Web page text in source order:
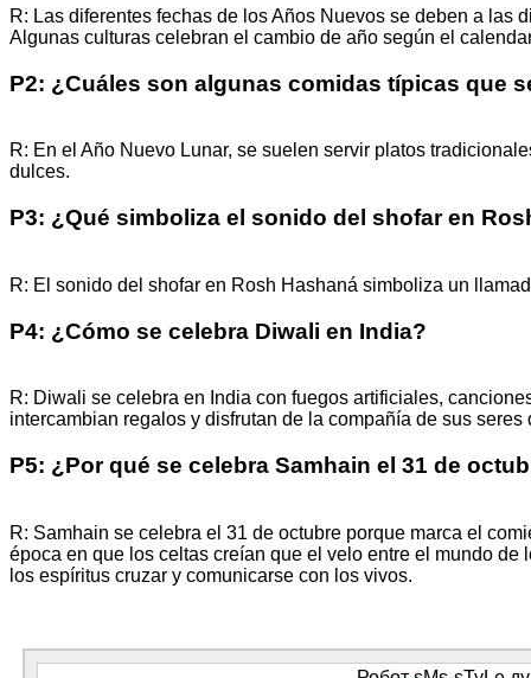
R: Las diferentes fechas de los Años Nuevos se deben a las
Algunas culturas celebran el cambio de año según el
P2: ¿Cuáles son algunas comidas típicas que
R: En el Año Nuevo Lunar, se suelen servir platos
dulces.
P3: ¿Qué simboliza el sonido del shofar en
R: El sonido del shofar en Rosh Hashaná simboliza un
P4: ¿Cómo se celebra Diwali en India?
R: Diwali se celebra en India con fuegos artificiales,
intercambian regalos y disfrutan de la compañía de sus seres
P5: ¿Por qué se celebra Samhain el 31 de
R: Samhain se celebra el 31 de octubre porque marca el
época en que los celtas creían que el velo entre el mundo
los espíritus cruzar y comunicarse con los vivos.